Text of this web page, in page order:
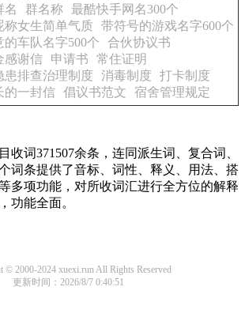
名
群名称 最酷快手网名300个
称女生简单气质
带符号的游戏名字600个
的车队名字500个
合伙协议书
感谢信
申请书
常住证明
患排查治理制度
消毒制度
打卡制度
的一封信 倡议书范文 宿舍管理规定
收词371507余条，连同派生词、复合词、
词条提供了音标、词性、释义、用法、搭
多项功能，对所收词汇进行全方位的解释
功能全面。
© 2000-2024 xuexi.run All Rights Reserved
更新时间：2026/8/7 0:40:51